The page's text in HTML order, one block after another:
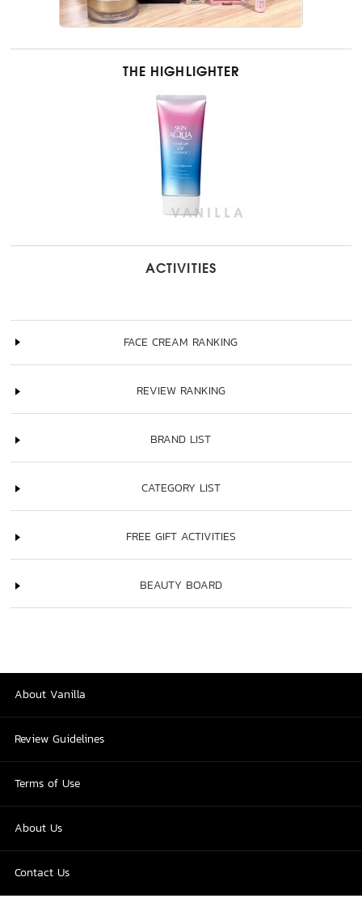
THE HIGHLIGHTER
ACTIVITIES
FACE CREAM RANKING
REVIEW RANKING
BRAND LIST
CATEGORY LIST
FREE GIFT ACTIVITIES
BEAUTY BOARD
About Vanilla
Review Guidelines
Terms of Use
About Us
Contact Us